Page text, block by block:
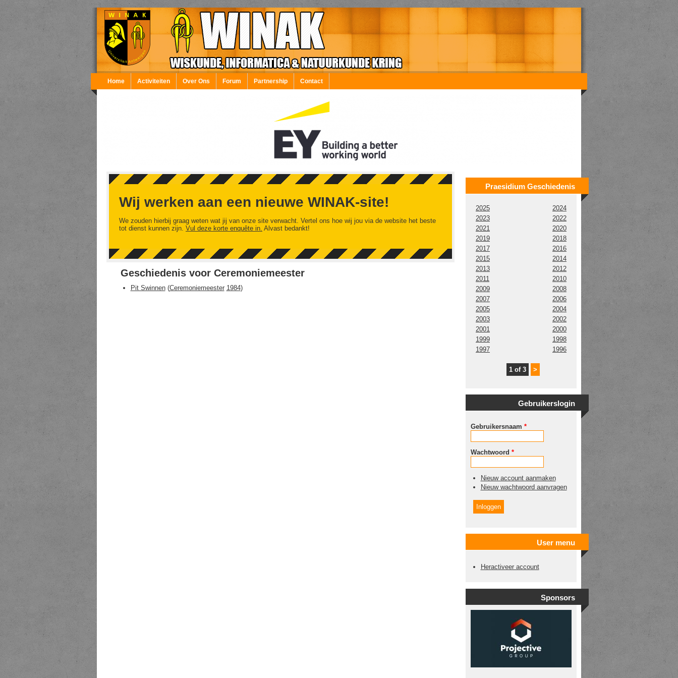
Overslaan en naar de inhoud gaan
Home Activiteiten Over Ons Forum Partnership Contact
Wij werken aan een nieuwe WINAK-site!
We zouden hierbij graag weten wat jij van onze site verwacht. Vertel ons hoe wij jou via de website het beste
tot dienst kunnen zijn. Vul deze korte enquête in. Alvast bedankt!
Geschiedenis voor Ceremoniemeester
Pit Swinnen(Ceremoniemeester 1984)
Praesidium Geschiedenis
2025
2024
2023
2022
2021
2020
2019
2018
2017
2016
2015
2014
2013
2012
2011
2010
2009
2008
2007
2006
2005
2004
2003
2002
2001
2000
1999
1998
1997
1996
1 of 3 >
Gebruikerslogin
Gebruikersnaam *
Wachtwoord *
Nieuw account aanmaken
Nieuw wachtwoord aanvragen
User menu
Heractiveer account
Sponsors